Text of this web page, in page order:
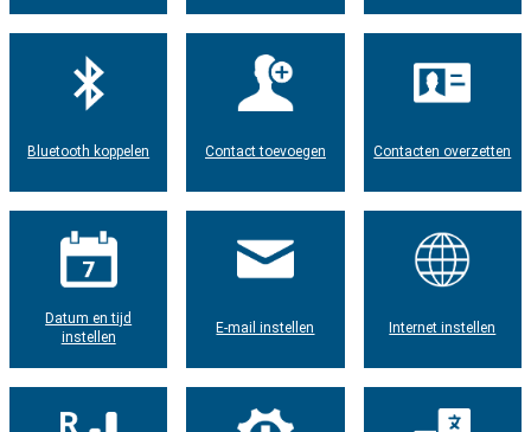
Bluetooth koppelen Contact toevoegen Contacten overzetten
Datum en tijd
instellen
E-mail instellen Internet instellen